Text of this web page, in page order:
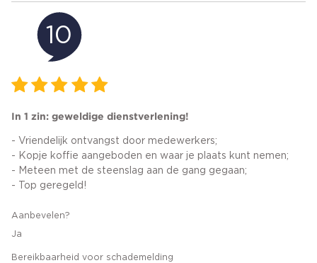
10
In 1 zin: geweldige dienstverlening!
- Vriendelijk ontvangst door medewerkers;
- Kopje koffie aangeboden en waar je plaats kunt nemen;
- Meteen met de steenslag aan de gang gegaan;
- Top geregeld!
Aanbevelen?
Ja
Bereikbaarheid voor schademelding